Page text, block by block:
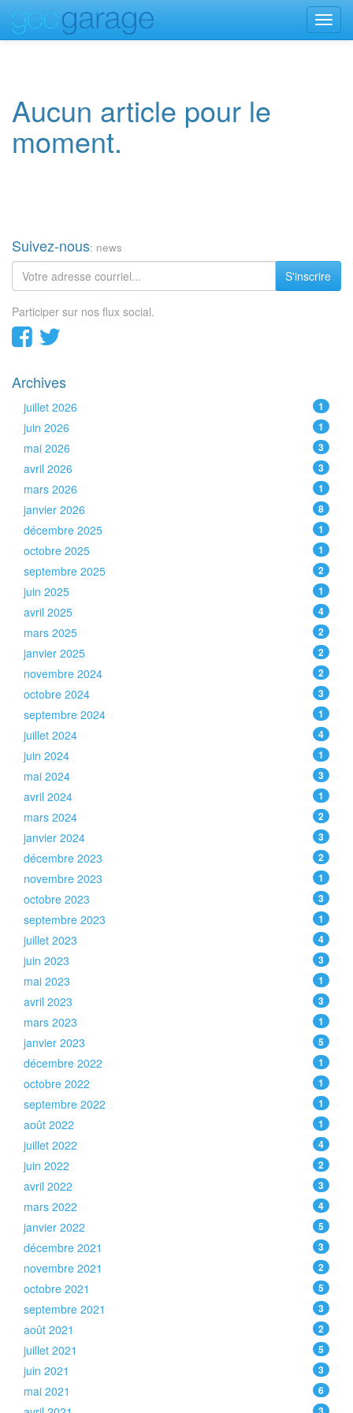
Aucun article pour le
moment.
Suivez-nous: news
S'inscrire
Participer sur nos flux social.
Archives
juillet 2026 1
juin 2026 1
mai 2026 3
avril 2026 3
mars 2026 1
janvier 2026 8
décembre 2025 1
octobre 2025 1
septembre 2025 2
juin 2025 1
avril 2025 4
mars 2025 2
janvier 2025 2
novembre 2024 2
octobre 2024 3
septembre 2024 1
juillet 2024 4
juin 2024 1
mai 2024 3
avril 2024 1
mars 2024 2
janvier 2024 3
décembre 2023 2
novembre 2023 1
octobre 2023 3
septembre 2023 1
juillet 2023 4
juin 2023 3
mai 2023 1
avril 2023 3
mars 2023 1
janvier 2023 5
décembre 2022 1
octobre 2022 1
septembre 2022 1
août 2022 1
juillet 2022 4
juin 2022 2
avril 2022 3
mars 2022 4
janvier 2022 5
décembre 2021 3
novembre 2021 2
octobre 2021 5
septembre 2021 3
août 2021 2
juillet 2021 5
juin 2021 3
mai 2021 6